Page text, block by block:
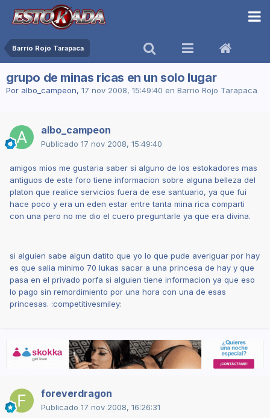
Barrio Rojo Tarapaca
grupo de minas ricas en un solo lugar
Por albo_campeon, 17 nov 2008, 15:49:40 en Barrio Rojo Tarapaca
albo_campeon
Publicado 17 nov 2008, 15:49:40
amigos mios me gustaria saber si alguno de los estokadores mas
antiguos de este foro tiene informacion sobre alguna belleza del
platon que realice servicios fuera de ese santuario, ya que fui
hace poco y era un eden estar entre tanta mina rica comparti
con una pero no me dio el cuero preguntarle ya que era divina.
si alguien sabe algun datito que yo lo que pude averiguar por hay
es que salia minimo 70 lukas sacar a una princesa de hay y que
pasa en el privado porfa si alguien tiene informacion ya que eso
lo pago sin remordimiento por una hora con una de esas
princesas. :competitivesmiley:
foreverdragon
Publicado 17 nov 2008, 16:26:31